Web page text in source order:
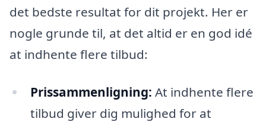
det bedste resultat for dit projekt. Her er
nogle grunde til, at det altid er en god idé
at indhente flere tilbud:
Prissammenligning: At indhente flere
tilbud giver dig mulighed for at